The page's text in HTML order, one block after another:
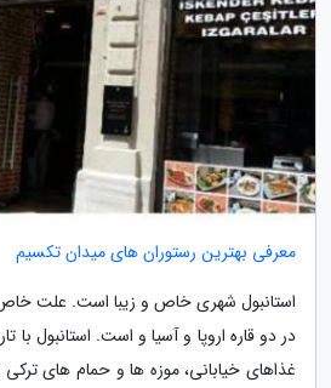
معرفی بهترین رستوران های میدان تکسیم
استانبول شهری خاص و زیبا است. علت خاص
در دو قاره اروپا و آسیا و است. استانبول با
غذاهای خیابانی، موزه ها و حمام های ترکی